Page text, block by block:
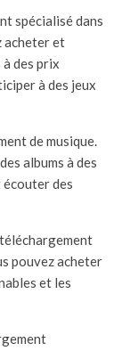
spécialisé dans
acheter et
des prix
à des jeux
de musique.
albums à des
des
pouvez acheter
et les